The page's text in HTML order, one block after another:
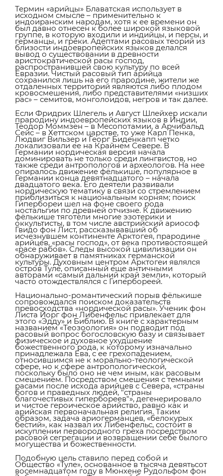
Термин «арийцы» Блаватская использует в
исходном смысле – применительно к
индоиранским народам, хотя к ее времени он
был давно отнесен к более широкой языковой
группе, в которую входили и индийцы, и персы, и
германцы, и греки. Адептами расовых теорий из
близости индоевропейских языков делался
вывод о существовании в древности
аристократической расы господ,
распространившей свою культуру по всей
Евразии. Чистый расовый тип арийца
сохранился лишь на его прародине, жители же
отдаленных территорий являются либо плодом
кровосмешения, либо представителями «низших
рас» – семитов, монголоидов, негров и так далее.
Если Фридрих Шлегель и Август Шлейхер искали
прародину индоевропейских языков в Индии,
Теодор Моммзен – в Месопотамии, а Арчибальд
Сейс – в Хеттском царстве, то уже Карл Пенка,
Людвиг Вильзер и Георг Биденкапп четко
локализовали ее на Крайнем Севере. В
Германии нордическая версия начала
доминировать не только среди лингвистов, но
также среди антропологов и археологов. На нее
опиралось движение фёлькише, популярное в
Германии конца девятнадцатого – начала
двадцатого века. Его деятели развивали
нордическую тематику в связи со стремлением
приблизиться к национальным корням; поиск
Гипербореи шел на фоне своего рода
ностальгии по древней отчизне. К движению
фёлькише тяготели многие эзотерики и
оккультисты, в том числе австрийский ариософ
Гвидо фон Лист, рассказывавший об
исчезнувшем континенте Арктогея, прародине
арийцев, «расы господ», от века противостоящей
«расе рабов». Следы высокой цивилизации он
обнаруживает в памятниках германской
культуры. Духовным центром Арктогеи являлся
остров Туле, описанный еще античными
авторами «самый дальний край земли», который
часто отождествлялся с Гипербореей.
Национально-романтический порыв фёлькише
сопровождался поиском доказательств
превосходства «нордической расы». Ученик фон
Листа Йорг фон Либенфельс привлекает для
этого «Эдду» и Библию. В книге с характерным
названием «Теозоология» он подводит под
расовый вопрос богословскую базу и связывает
физическое и духовное ухудшение
божественного рода, к которому изначально
принадлежала Ева, с ее грехопадением,
относившимся не к морально-теологической
сфере, но к сфере антропологической,
поскольку было оно не чем иным, как расовым
смешением. Посредством смешения с темными
расами после исхода арийцев с Севера, «страны
богов и праведных людей, "страны
благочестивых гипербореев"», дегенерировало
и чистое героическое арийство, равно как и
арийская первоначальная религия. Таким
образом, задача ариогерманцев, «белокурых
бестий», как назвал их Либенфельс, состоит в
искуплении первородного греха посредством
расовой сегрегации и возвращении себе былого
могущества и божественности.
Подобную цель ставило перед собой и
Общество «Туле», основанное в тысяча девятьсот
восемнадцатом году в Мюнхене Рудольфом фон